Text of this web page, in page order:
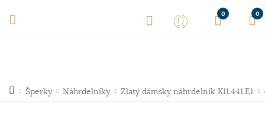
0 0
Šperky Náhrdelníky Zlatý dámsky náhrdelník K11.441.E1